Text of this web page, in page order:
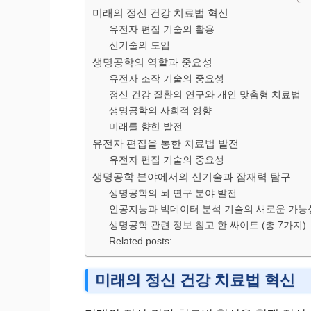
미래의 정신 건강 치료법 혁신
유전자 편집 기술의 활용
신기술의 도입
생명공학의 역할과 중요성
유전자 조작 기술의 중요성
정신 건강 질환의 연구와 개인 맞춤형 치료법
생명공학의 사회적 영향
미래를 향한 발전
유전자 편집을 통한 치료법 발전
유전자 편집 기술의 중요성
생명공학 분야에서의 신기술과 잠재력 탐구
생명공학의 뇌 연구 분야 발전
인공지능과 빅데이터 분석 기술의 새로운 가능
생명공학 관련 정보 참고 한 싸이트 (총 7가지)
Related posts:
미래의 정신 건강 치료법 혁신